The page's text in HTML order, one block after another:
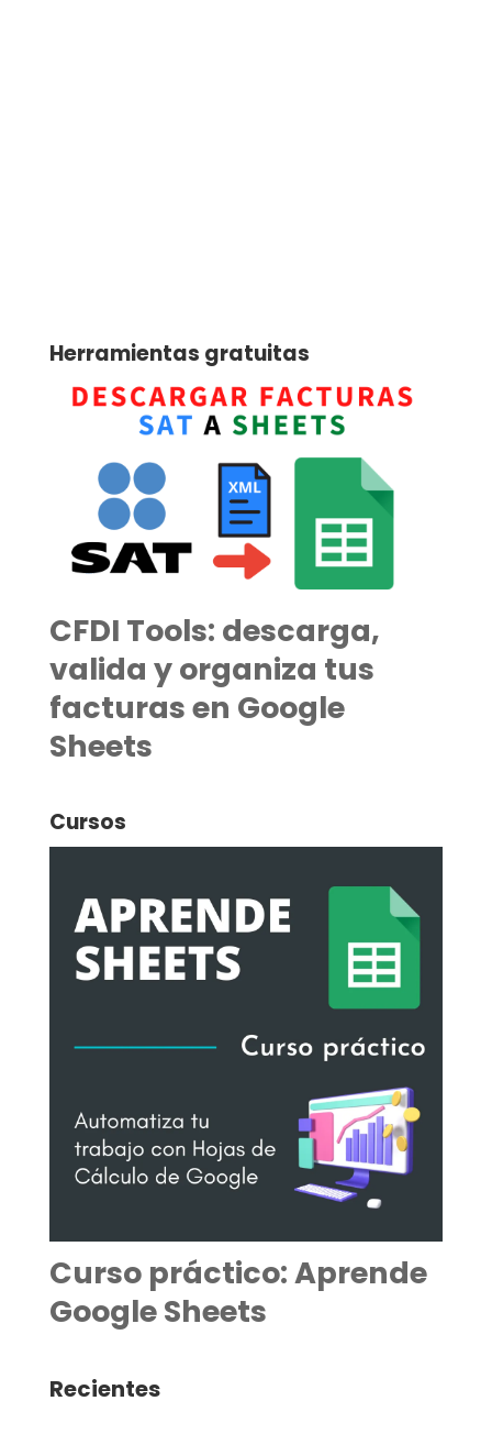
Herramientas gratuitas
CFDI Tools: descarga,
valida y organiza tus
facturas en Google
Sheets
Cursos
Curso práctico: Aprende
Google Sheets
Recientes